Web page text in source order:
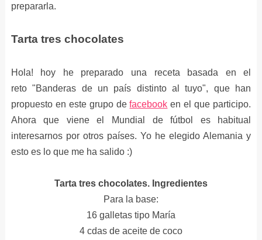
prepararla.
Tarta tres chocolates
Hola! hoy he preparado una receta basada en el
reto"Banderas de un país distinto al tuyo", que han
propuesto en este grupo defacebook en el que participo.
Ahora que viene el Mundial de fútbol es habitual
interesarnos por otros países. Yo he elegido Alemania y
esto es lo que me ha salido :)
Tarta tres chocolates. Ingredientes
Para la base:
16 galletas tipo María
4 cdas de aceite de coco